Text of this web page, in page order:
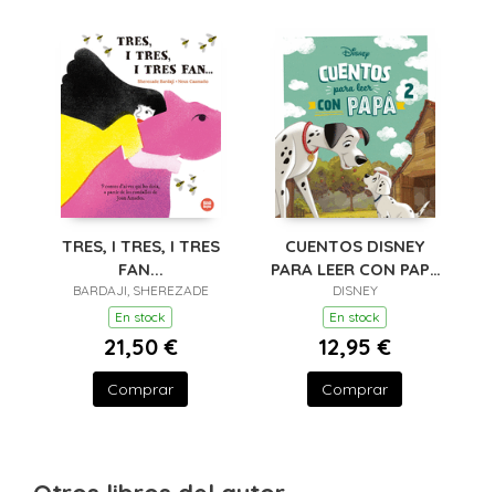
TRES, I TRES, I TRES
FAN...
BARDAJI, SHEREZADE
En stock
21,50 €
Comprar
CUENTOS DISNEY
PARA LEER CON PAPA
2
DISNEY
En stock
12,95 €
Comprar